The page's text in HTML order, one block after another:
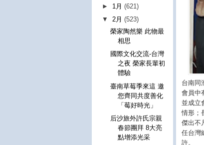
台南同
會員中
並成立
情形；
傑出不
任台灣
許。
► 1月(621)
▼ 2月(523)
榮家陶然樂 此物最
相思
國際文化交流-台灣
之夜 榮家長輩初
體驗
臺南草莓季來這 邀
您齊同共度善化
「莓好時光」
后沙旅外許氏宗親
春節團拜 8大亮
點增添光采